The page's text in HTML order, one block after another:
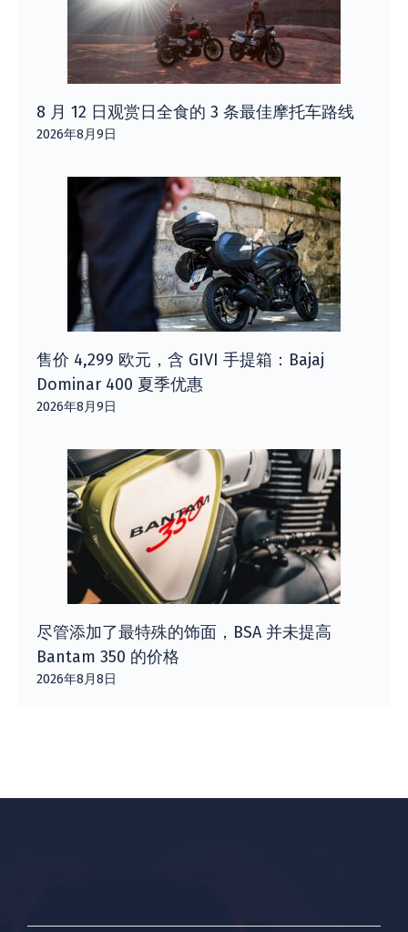
8 月 12 日观赏日全食的 3 条最佳摩托车路线
2026年8月9日
售价 4,299 欧元，含 GIVI 手提箱：Bajaj
Dominar 400 夏季优惠
2026年8月9日
尽管添加了最特殊的饰面，BSA 并未提高
Bantam 350 的价格
2026年8月8日